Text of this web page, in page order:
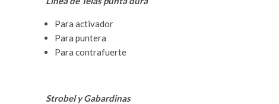
Para activador
Para puntera
Para contrafuerte
Strobel y Gabardinas